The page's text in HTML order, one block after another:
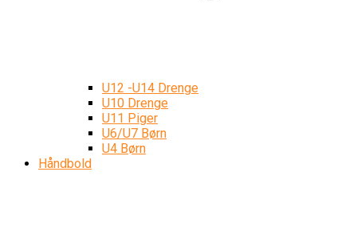
U12 -U14 Drenge
U10 Drenge
U11 Piger
U6/U7 Børn
U4 Børn
Håndbold